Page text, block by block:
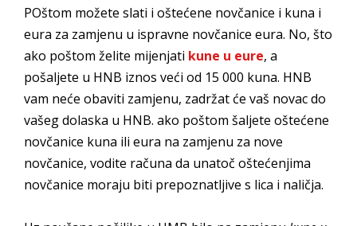
POštom možete slati i oštećene novčanice i kuna i
eura za zamjenu u ispravne novčanice eura. No, što
ako poštom želite mijenjati kune u eure, a
pošaljete u HNB iznos veći od 15 000 kuna. HNB
vam neće obaviti zamjenu, zadržat će vaš novac do
vašeg dolaska u HNB. ako poštom šaljete oštećene
novčanice kuna ili eura na zamjenu za nove
novčanice, vodite računa da unatoč oštećenjima
novčanice moraju biti prepoznatljive s lica i naličja.